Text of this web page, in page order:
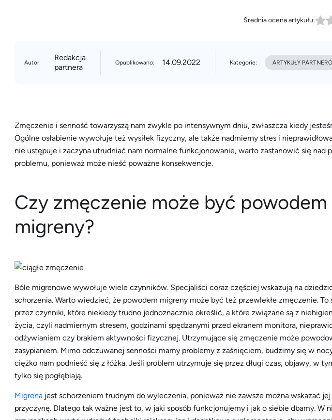
Średnia ocena artykułu:
Autor:
Redakcja
partnera
Opublikowano: 14.09.2022 Kategorie: ARTYKUŁY
Zmęczenie i senność towarzyszą nam zwykle po intensywnym dniu, zwłaszcza kiedy
Ogólne osłabienie wywołuje też wysiłek fizyczny, ale także nadmierny stres i
nie ustępuje i zaczyna utrudniać nam normalne funkcjonowanie, warto zastanowić się nad
problemu, ponieważ może nieść poważne konsekwencje.
Czy zmęczenie może być powodem
migreny?
Bóle migrenowe wywołuje wiele czynników. Specjaliści coraz częściej wskazują na
schorzenia. Warto wiedzieć, że powodem migreny może być też przewlekłe zmęczenie. To
przez czynniki, które niekiedy trudno jednoznacznie określić, a które związane są z
życia, czyli nadmiernym stresem, godzinami spędzanymi przed ekranem monitora,
odżywianiem czy brakiem aktywności fizycznej. Utrzymujące się zmęczenie może
zasypianiem. Mimo odczuwanej senności mamy problemy z zaśnięciem, budzimy się w
ciężko nam podnieść się z łóżka. Jeśli problem utrzymuje się przez długi czas, objawy, w
tylko się pogłębiają.
Migrena jest schorzeniem trudnym do wyleczenia, ponieważ nie zawsze można wskazać
przyczynę. Dlatego tak ważne jest to, w jaki sposób funkcjonujemy i jak o siebie dbamy. W